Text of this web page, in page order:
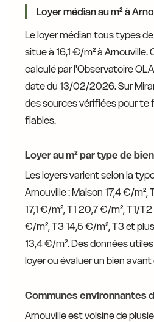
Loyer médian au m² à
Le loyer médian tous types
situe à 16,1 €/m² à
calculé par l'Observatoire
date du 13/02/2026. Sur
des sources vérifiées pour te
fiables.
Loyer au m² par type de
Les loyers varient selon la
Arnouville : Maison 17,4 €/
17,1 €/m², T1 20,7 €/m², T1/T2
€/m², T3 14,5 €/m², T3 et
13,4 €/m². Des données
loyer ou évaluer un bien
Communes environnantes
Arnouville est voisine de